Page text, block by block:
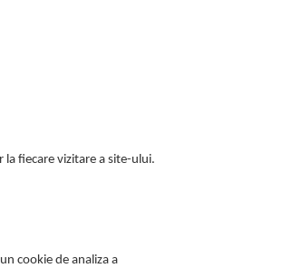
fiecare vizitare a site-ului.
cookie de analiza a